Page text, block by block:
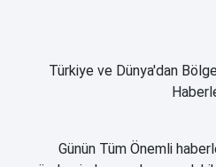
Türkiye ve Dünya'dan
Günün Tüm Önemli